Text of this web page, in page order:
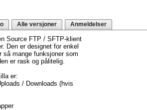
Alle versjoner Anmeldelser
Source FTP / SFTP-klient
Den er designet for enkel
så mange funksjoner som
er rask og pålitelig.
er:
/ Downloads (hvis